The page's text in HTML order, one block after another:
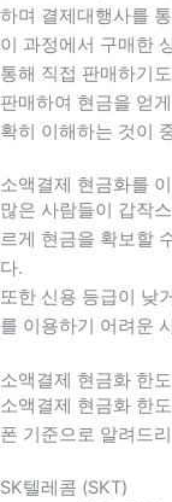
하며 결제대행사를
이 과정에서 구매한
통해 직접 판매하기
판매하여 현금을 얻
확히 이해하는 것이
소액결제 현금화를
많은 사람들이 갑작
르게 현금을 확보할
다.
또한 신용 등급이 낮
를 이용하기 어려운
소액결제 현금화 한도
소액결제 현금화 한
폰 기준으로 알려드
SK텔레콤 (SKT)